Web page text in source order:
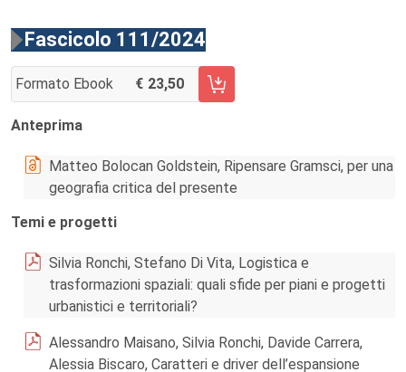
Fascicolo 111/2024
Formato Ebook 23,50
AGGIUNGI AL CARRELLO FASCICOLO 111/2024
Anteprima
Matteo Bolocan Goldstein, Ripensare Gramsci, per una
geografia critica del presente
Temi e progetti
Silvia Ronchi, Stefano Di Vita, Logistica e
trasformazioni spaziali: quali sfide per piani e progetti
urbanistici e territoriali?
Alessandro Maisano, Silvia Ronchi, Davide Carrera,
Alessia Biscaro, Caratteri e driver dell’espansione